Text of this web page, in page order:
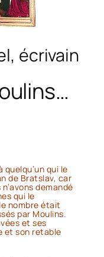
écrivain
quelqu’un qui le
de Bratslav, car
n’avons demandé
qui le
nombre était
par Moulins.
et ses
et son retable